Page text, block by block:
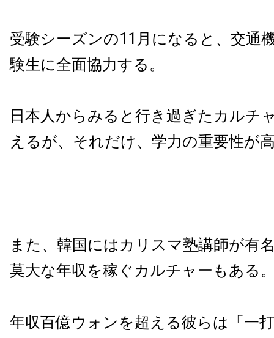
受験シーズンの11月になると、交通
験生に全面協力する。
日本人からみると行き過ぎたカルチ
えるが、それだけ、学力の重要性が
また、韓国にはカリスマ塾講師が有
莫大な年収を稼ぐカルチャーもある
年収百億ウォンを超える彼らは「一